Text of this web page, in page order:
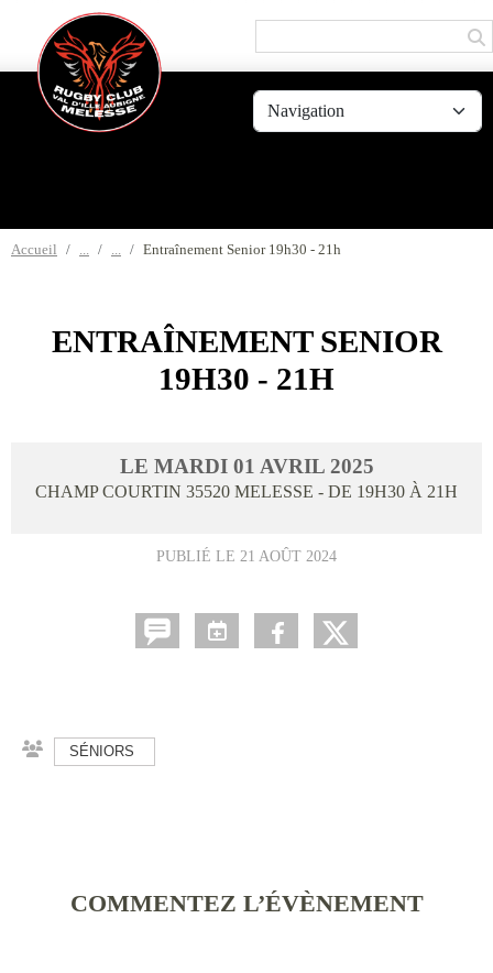
Accueil Entraînement Senior 19h30 - 21h
ENTRAÎNEMENT SENIOR
19H30 - 21H
LE MARDI 01 AVRIL 2025
CHAMP COURTIN 35520 MELESSE - DE 19H30 À 21H
PUBLIÉ LE 21 AOÛT 2024
SÉNIORS
COMMENTEZ L’ÉVÈNEMENT
Panneau de gestion des cookies